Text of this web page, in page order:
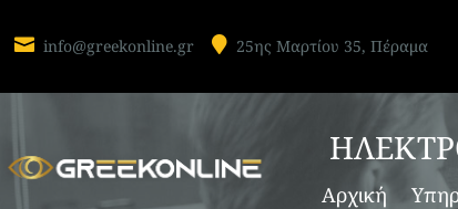
 info@greekonline.gr  25ης Μαρτίου 35, Πέραμα
Αρχική